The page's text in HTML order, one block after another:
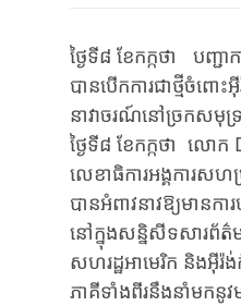
ថ្ងៃទី៨​​​ ខែកក្កថា បញ្ជ
បានបើកការជាថ្មីចំពោ
នាវាចរណ៍នៅច្រកសមុ
ថ្ងៃទី៨​​​ ខែកក្កថា​ លោក
លេខាធិការអង្គការសហ
បានអំពាវនាវឱ្យមានកា
នៅក្នុងសន្និសីទសារព័ត៌ម
សហរដ្ឋអាមេរិក និងអ៊ីរ៉
ភាគីទាំងពីរនឹងនាំមកនូវ